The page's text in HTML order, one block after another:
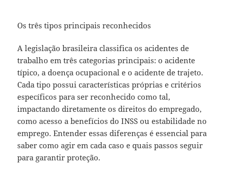
Os três tipos principais reconhecidos
A legislação brasileira classifica os acidentes de
trabalho em três categorias principais: o acidente
típico, a doença ocupacional e o acidente de trajeto.
Cada tipo possui características próprias e critérios
específicos para ser reconhecido como tal,
impactando diretamente os direitos do empregado,
como acesso a benefícios do INSS ou estabilidade no
emprego. Entender essas diferenças é essencial para
saber como agir em cada caso e quais passos seguir
para garantir proteção.